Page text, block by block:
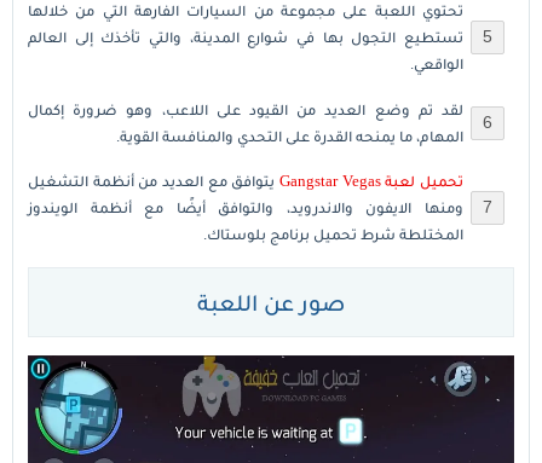
تحتوي اللعبة على مجموعة من السيارات الفارهة التي من خلالها
تستطيع التجول بها في شوارع المدينة، والتي تأخذك إلى العالم
الواقعي.
لقد تم وضع العديد من القيود على اللاعب، وهو ضرورة إكمال
المهام، ما يمنحه القدرة على التحدي والمنافسة القوية.
تحميل لعبة Gangstar Vegas
يتوافق مع العديد من أنظمة التشغيل
ومنها الايفون والاندرويد، والتوافق أيضًا مع أنظمة الويندوز
المختلطة شرط تحميل برنامج بلوستاك.
صور عن اللعبة